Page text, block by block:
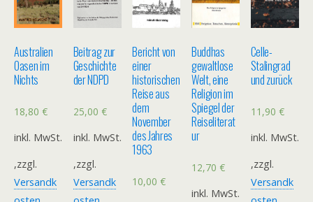
Australien
Oasen im
Nichts
18,80 €
inkl. MwSt.
,zzgl.
Versandk
Beitrag zur
Geschichte
der NDPD
25,00 €
inkl. MwSt.
,zzgl.
Versandk
Bericht von
einer
historischen
Reise aus
dem
November
des Jahres
1963
10,00€
Buddhas
gewaltlose
Welt, eine
Religion im
Spiegel der
Reiseliterat
ur
12,70 €
inkl. MwSt.
Celle-
Stalingrad
und zurück
11,90 €
inkl. MwSt.
,zzgl.
Versandk